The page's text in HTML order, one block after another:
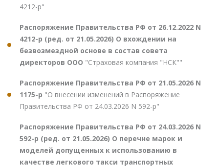
4212-р"
Распоряжение Правительства РФ от 26.12.2022 N
4212-р (ред. от 21.05.2026) О вхождении на
безвозмездной основе в состав совета
директоров ООО "Страховая компания "НСК""
Распоряжение Правительства РФ от 21.05.2026 N
1175-р "О внесении изменений в Распоряжение
Правительства РФ от 24.03.2026 N 592-р"
Распоряжение Правительства РФ от 24.03.2026 N
592-р (ред. от 21.05.2026) О перечне марок и
моделей допущенных к использованию в
качестве легкового такси транспортных